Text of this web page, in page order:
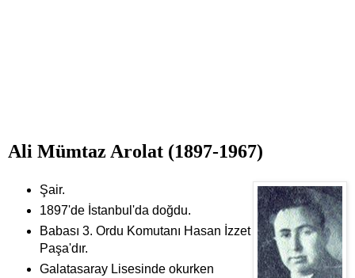
Ali Mümtaz Arolat (1897-1967)
Şair.
1897'de İstanbul'da doğdu.
Babası 3. Ordu Komutanı Hasan İzzet
Paşa'dır.
Galatasaray Lisesinde okurken